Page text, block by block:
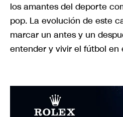
los amantes del deporte
pop. La evolución de este
marcar un antes y un
entender y vivir el fútbol en